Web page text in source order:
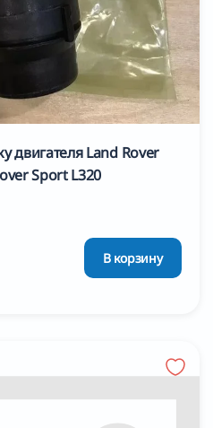
двигателя Land Rover
Sport L320
В корзину